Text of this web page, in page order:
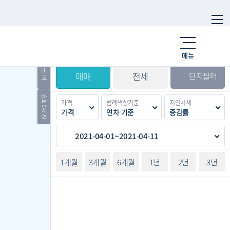
메뉴
인구
경제
주거 경매
비
교
반
등
지
역
매매 전세 단지필터
가격
가격
범례색상기준
연차 기준
지인시세
증감률
2021-04-01~2021-04-11
1개월 3개월 6개월 1년 2년 3년